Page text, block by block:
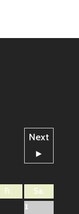
Next
►
Fr. Sa.
1